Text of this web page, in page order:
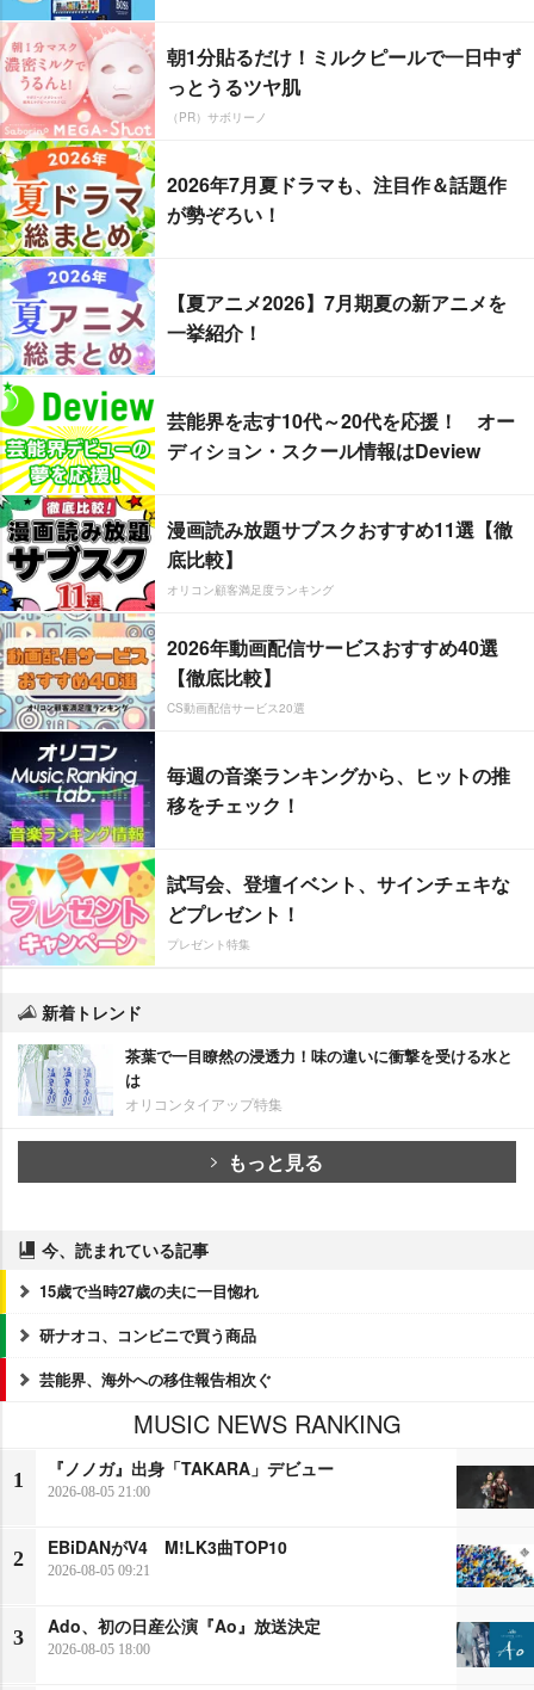
朝1分貼るだけ！ミルクピールで一日中ず
っとうるツヤ肌
（PR）サボリーノ
2026年7月夏ドラマも、注目作＆話題作
が勢ぞろい！
【夏アニメ2026】7月期夏の新アニメを
一挙紹介！
芸能界を志す10代～20代を応援！ オー
ディション・スクール情報はDeview
漫画読み放題サブスクおすすめ11選【徹
底比較】
オリコン顧客満足度ランキング
2026年動画配信サービスおすすめ40選
【徹底比較】
CS動画配信サービス20選
毎週の音楽ランキングから、ヒットの推
移をチェック！
試写会、登壇イベント、サインチェキな
どプレゼント！
プレゼント特集
新着トレンド
茶葉で一目瞭然の浸透力！味の違いに衝撃を受ける水と
は
オリコンタイアップ特集
もっと見る
今、読まれている記事
15歳で当時27歳の夫に一目惚れ
研ナオコ、コンビニで買う商品
芸能界、海外への移住報告相次ぐ
MUSIC NEWS RANKING
1
『ノノガ』出身「TAKARA」デビュー
2026-08-05 21:00
2
EBiDANがV4 M!LK3曲TOP10
2026-08-05 09:21
3
Ado、初の日産公演『Ao』放送決定
2026-08-05 18:00